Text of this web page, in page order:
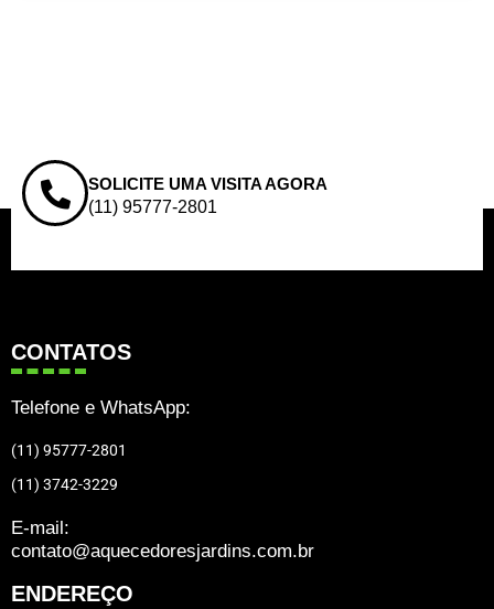
SOLICITE UMA VISITA AGORA
(11) 95777-2801
CONTATOS
Telefone e WhatsApp:
(11) 95777-2801
(11) 3742-3229
E-mail:
contato@aquecedoresjardins.com.br
ENDEREÇO